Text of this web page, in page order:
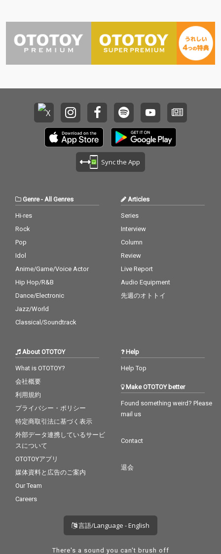
Sync the App
Genre- All Genres
Hi-res
Rock
Pop
Idol
Anime/Game/Voice Actor
Hip Hop/R&B
Dance/Electronic
Jazz/World
Classical/Soundtrack
Articles
Series
Interview
Column
Review
Live Report
Audio Equipment
先週のオトトイ
About OTOTOY
What is OTOTOY?
会社概要
利用規約
プライバシー・ポリシー
特定商取引法に基づく表示
外部データ連携しているサービ
スについて
OTOTOYアプリ
媒体資料と広告のご案内
Our Team
Careers
Help
Help Top
Make OTOTOY better
Found something weird? Please
mail us
Contact
退会
言語/Language - English
There's a sound you can't brush off